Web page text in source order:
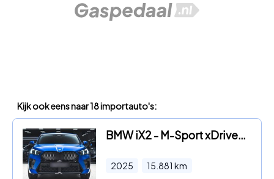
Kijk ook eens naar 18 importauto's:
BMW iX2 - M-Sport xDrive30
2025 15.881 km